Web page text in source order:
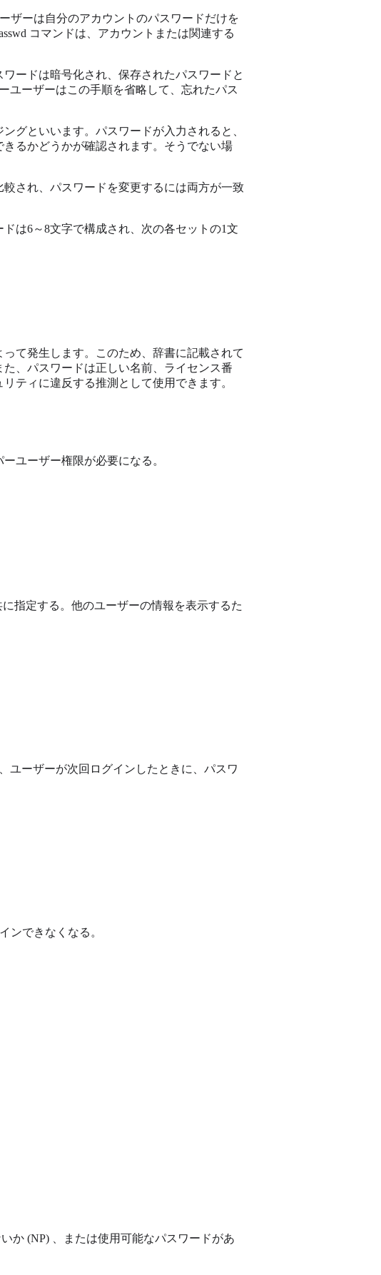
ザーは自分のアカウントのパスワードだけを
コマンドは、アカウントまたは関連する
ードは暗号化され、保存されたパスワードと
ユーザーはこの手順を省略して、忘れたパス
グといいます。パスワードが入力されると、
るかどうかが確認されます。そうでない場
され、パスワードを変更するには両方が一致
は6～8文字で構成され、次の各セットの1文
て発生します。このため、辞書に記載されて
、パスワードは正しい名前、ライセンス番
ティに違反する推測として使用できます。
ユーザー権限が必要になる。
指定する。他のユーザーの情報を表示するた
ユーザーが次回ログインしたときに、パスワ
ンできなくなる。
か (NP) 、または使用可能なパスワードがあ